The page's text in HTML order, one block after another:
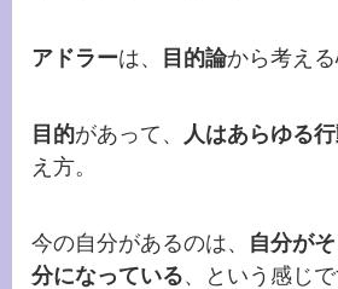
アドラーは、 目的論から考える
目的があって、 人はあらゆる
え方。
今の自分があるのは、 自分が
分になっている、という感じで